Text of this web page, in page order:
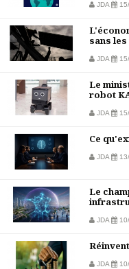
JDA
sans
JDA
Le
robot
JDA
Ce
JDA
Le
JDA
JDA